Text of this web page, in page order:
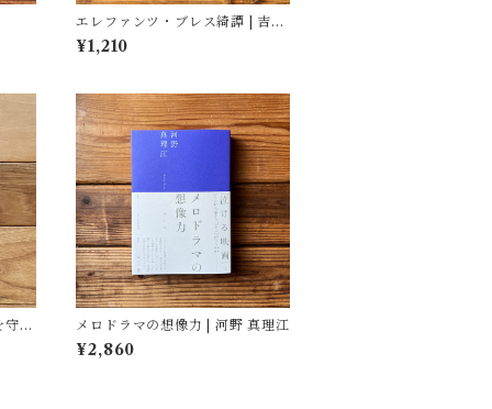
エレファンツ・ブレス綺譚 | 吉田
篤弘
¥1,210
守れ
メロドラマの想像力 | 河野 真理江
¥2,860